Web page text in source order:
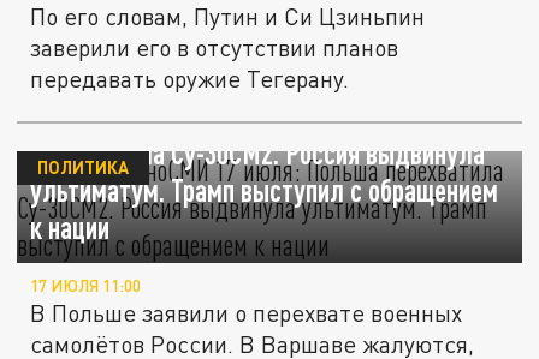
По его словам, Путин и Си Цзиньпин
заверили его в отсутствии планов
передавать оружие Тегерану.
Главное в иноСМИ 17 июля: Польша
перехватила Су-30СМ2. Россия выдвинула
ультиматум. Трамп выступил с обращением
к нации
ПОЛИТИКА
17 ИЮЛЯ 11:00
В Польше заявили о перехвате военных
самолётов России. В Варшаве жалуются,